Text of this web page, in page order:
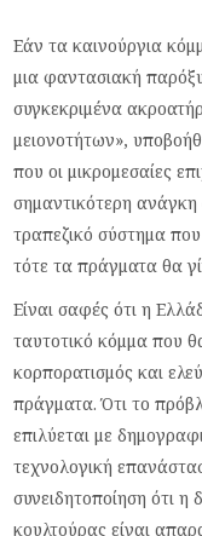
Εάν τα καινούργια
μια φαντασιακή
συγκεκριμένα
μειονοτήτων»,
που οι μικρομεσαίες
σημαντικότερη
τραπεζικό σύστημα
τότε τα πράγματα θα
Είναι σαφές ότι η
ταυτοτικό κόμμα που
κορπορατισμός και
πράγματα. Ότι το
επιλύεται με
τεχνολογική
συνειδητοποίηση ότι η
κουλτούρας είναι